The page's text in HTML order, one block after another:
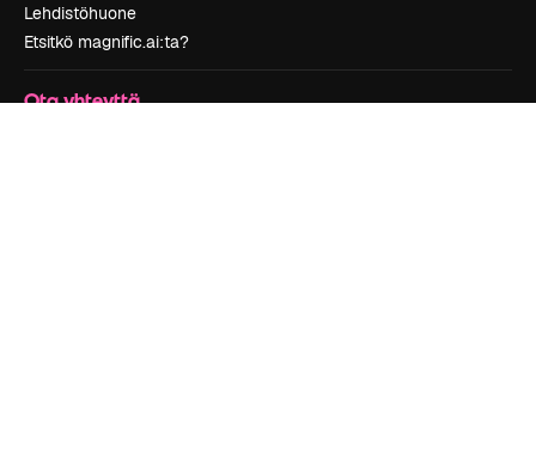
Lehdistöhuone
Etsitkö magnific.ai:ta?
Ota yhteyttä